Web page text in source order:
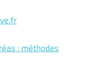
: méthodes